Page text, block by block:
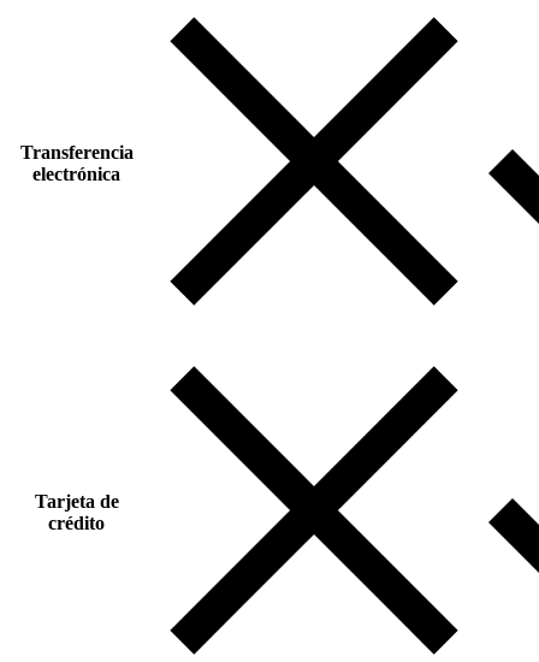
Transferencia
electrónica
Tarjeta de
crédito